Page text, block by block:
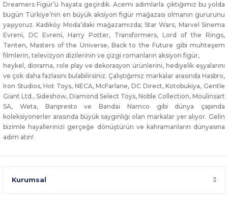
Dreamers Figür’ü hayata geçirdik. Acemi adımlarla çıktığımız bu yolda
bugün Türkiye’nin en büyük aksiyon figür mağazası olmanın gururunu
yaşıyoruz. Kadıköy Moda’daki mağazamızda; Star Wars, Marvel Sinema
Evreni, DC Evreni, Harry Potter, Transformers, Lord of the Rings,
Tenten, Masters of the Universe, Back to the Future gibi muhteşem
filmlerin, televizyon dizilerinin ve çizgi romanların aksiyon figür,
heykel, diorama, role play ve dekorasyon ürünlerini, hediyelik eşyalarını
ve çok daha fazlasını bulabilirsiniz. Çalıştığımız markalar arasında Hasbro,
Iron Studios, Hot Toys, NECA, McFarlane, DC Direct, Kotobukiya, Gentle
Giant Ltd., Sideshow, Diamond Select Toys, Noble Collection, Moulinsart
SA, Weta, Banpresto ve Bandai Namco gibi dünya çapında
koleksiyonerler arasında büyük saygınlığı olan markalar yer alıyor. Gelin
bizimle hayallerinizi gerçeğe dönüştürün ve kahramanların dünyasına
adım atın!
Kurumsal